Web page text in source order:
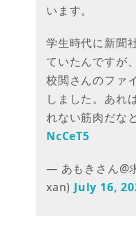
います。
学生時代に新聞
ていたんですが
校閲さんのファ
しました。あれ
れない筋肉だな
NcCeT5
— あもきさん@
xan) July 16,